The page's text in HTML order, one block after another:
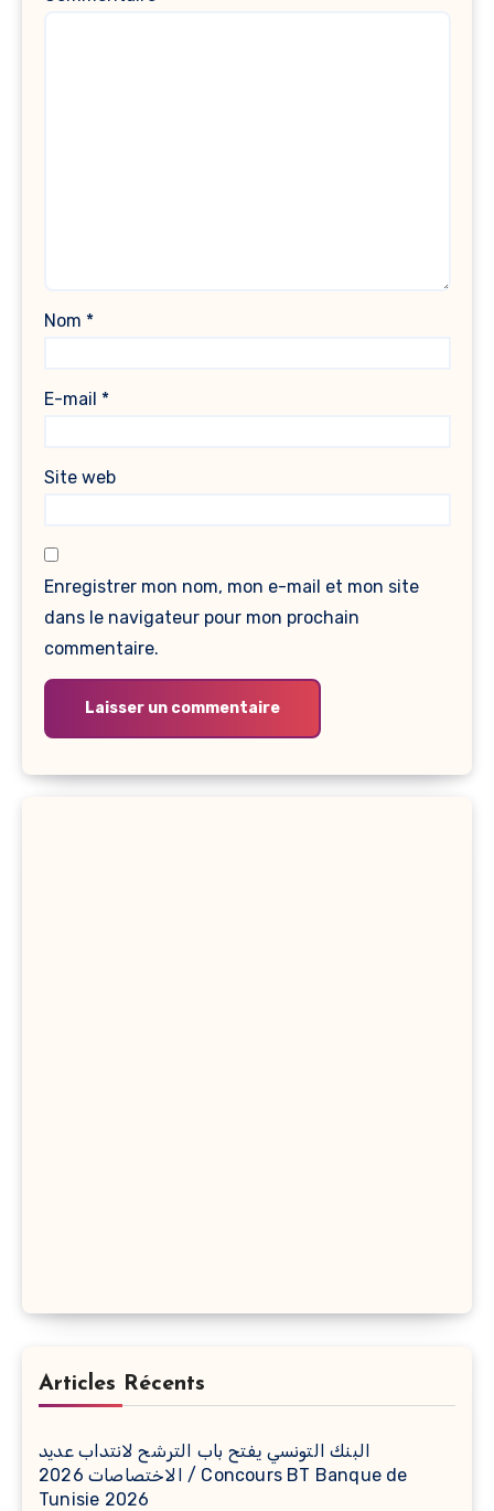
Nom *
E-mail *
Site web
Enregistrer mon nom, mon e-mail et mon site
dans le navigateur pour mon prochain
commentaire.
Articles Récents
البنك التونسي يفتح باب الترشح لانتداب عديد
الاختصاصات 2026 / Concours BT Banque de
Tunisie 2026